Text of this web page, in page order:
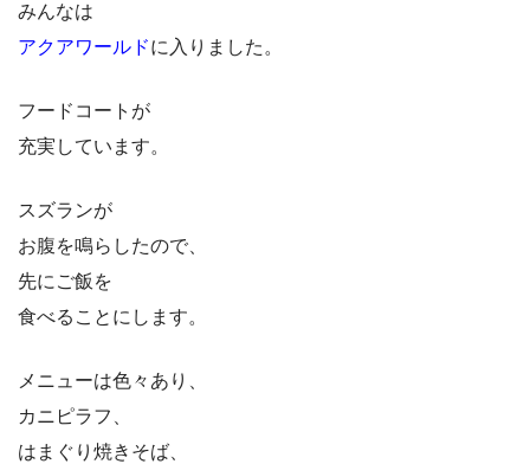
みんなは
アクアワールドに入りました。
フードコートが
充実しています。
スズランが
お腹を鳴らしたので、
先にご飯を
食べることにします。
メニューは色々あり、
カニピラフ、
はまぐり焼きそば、